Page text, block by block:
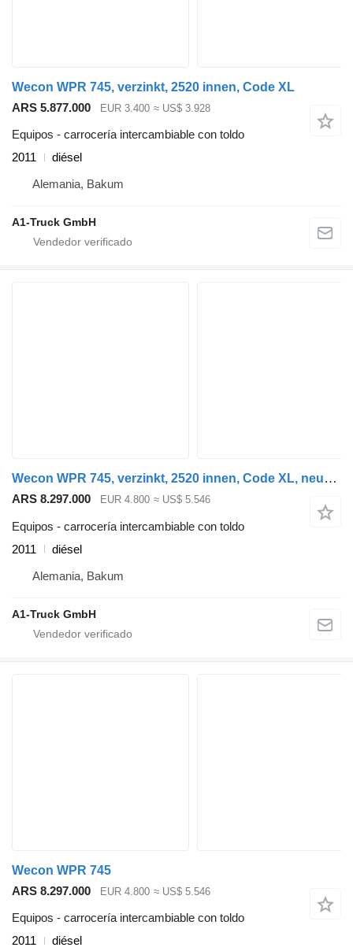
Wecon WPR 745, verzinkt, 2520 innen, Code XL
ARS 5.877.000
EUR 3.400 ≈ US$ 3.928
Equipos - carrocería intercambiable con toldo
2011
diésel
Alemania, Bakum
A1-Truck GmbH
Wecon WPR 745, verzinkt, 2520 innen, Code XL, neue Plane
ARS 8.297.000 EUR 4.800 ≈ US$ 5.546
Equipos - carrocería intercambiable con toldo
2011
diésel
Alemania, Bakum
A1-Truck GmbH
Wecon WPR 745
ARS 8.297.000
EUR 4.800 ≈ US$ 5.546
Equipos - carrocería intercambiable con toldo
2011
diésel